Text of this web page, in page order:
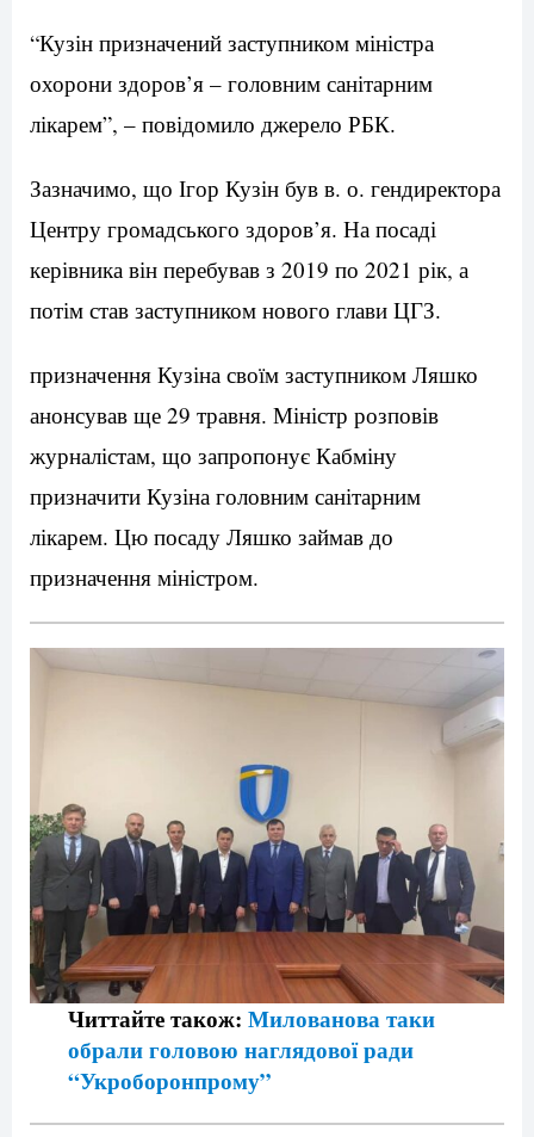
“Кузін призначений заступником міністра
охорони здоров’я – головним санітарним
лікарем”, – повідомило джерело РБК.
Зазначимо, що Ігор Кузін був в. о. гендиректора
Центру громадського здоров’я. На посаді
керівника він перебував з 2019 по 2021 рік, а
потім став заступником нового глави ЦГЗ.
призначення Кузіна своїм заступником Ляшко
анонсував ще 29 травня. Міністр розповів
журналістам, що запропонує Кабміну
призначити Кузіна головним санітарним
лікарем. Цю посаду Ляшко займав до
призначення міністром.
Читтайте також: Милованова таки
обрали головою наглядової ради
“Укроборонпрому”